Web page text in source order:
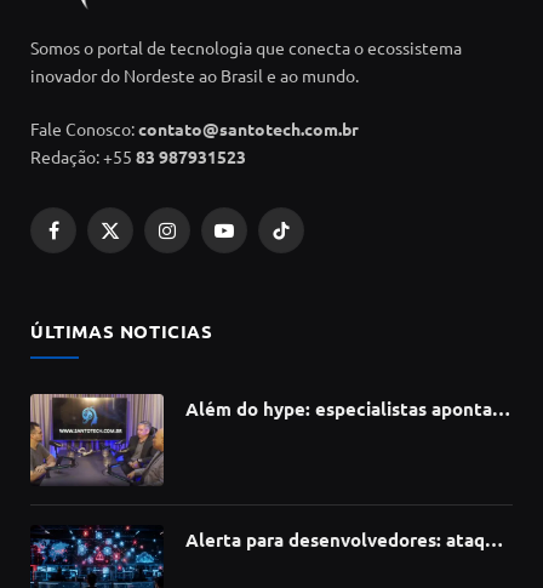
Somos o portal de tecnologia que conecta o ecossistema
inovador do Nordeste ao Brasil e ao mundo.
Fale Conosco:contato@santotech.com.br
Redação: +55 83 987931523
Facebook
X
InstagramYouTubeTikTok
ÚLTIMAS NOTICIAS
Além do hype: especialistas apontam
Alerta para desenvolvedores: ataque